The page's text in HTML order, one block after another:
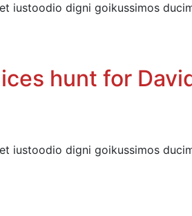
iustoodio digni goikussimos
hunt for
iustoodio digni goikussimos